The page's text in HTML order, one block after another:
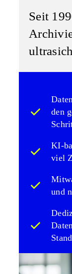
Seit
den
KI-
viel
und